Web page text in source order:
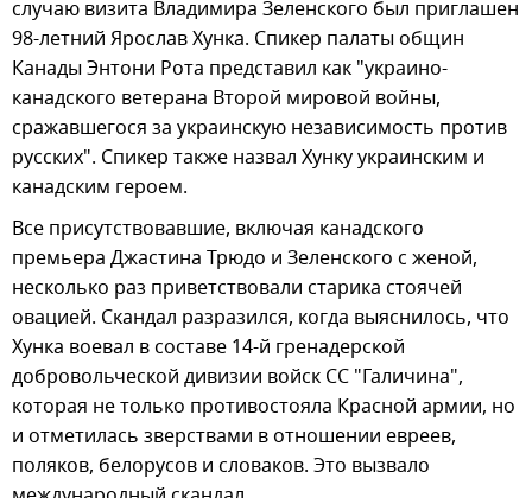
случаю визита Владимира Зеленского был приглашен
98-летний Ярослав Хунка. Спикер палаты общин
Канады Энтони Рота представил как "украино-
канадского ветерана Второй мировой войны,
сражавшегося за украинскую независимость против
русских". Спикер также назвал Хунку украинским и
канадским героем.
Все присутствовавшие, включая канадского
премьера Джастина Трюдо и Зеленского с женой,
несколько раз приветствовали старика стоячей
овацией. Скандал разразился, когда выяснилось, что
Хунка воевал в составе 14-й гренадерской
добровольческой дивизии войск СС "Галичина",
которая не только противостояла Красной армии, но
и отметилась зверствами в отношении евреев,
поляков, белорусов и словаков. Это вызвало